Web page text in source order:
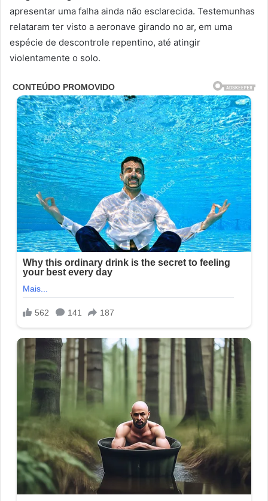
apresentar uma falha ainda não esclarecida. Testemunhas
relataram ter visto a aeronave girando no ar, em uma
espécie de descontrole repentino, até atingir
violentamente o solo.